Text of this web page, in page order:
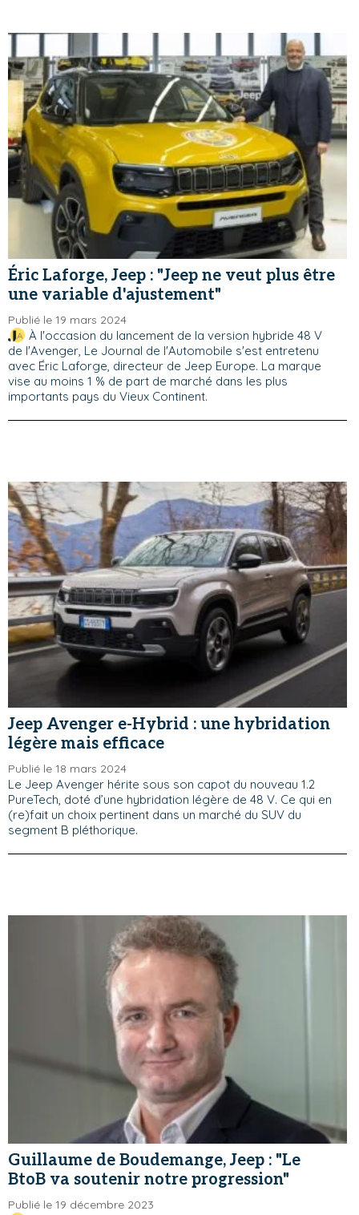
Éric Laforge, Jeep : "Jeep ne veut plus être
une variable d'ajustement"
Publié le 19 mars 2024
À l'occasion du lancement de la version hybride 48 V
de l'Avenger, Le Journal de l'Automobile s'est entretenu
avec Éric Laforge, directeur de Jeep Europe. La marque
vise au moins 1 % de part de marché dans les plus
importants pays du Vieux Continent.
Jeep Avenger e-Hybrid : une hybridation
légère mais efficace
Publié le 18 mars 2024
Le Jeep Avenger hérite sous son capot du nouveau 1.2
PureTech, doté d’une hybridation légère de 48 V. Ce qui en
(re)fait un choix pertinent dans un marché du SUV du
segment B pléthorique.
Guillaume de Boudemange, Jeep : "Le
BtoB va soutenir notre progression"
Publié le 19 décembre 2023